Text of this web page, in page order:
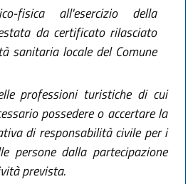
fisica all'esercizio della
da certificato rilasciato
sanitaria locale del Comune
professioni turistiche di cui
possedere o accertare la
di responsabilità civile per i
persone dalla partecipazione
prevista.